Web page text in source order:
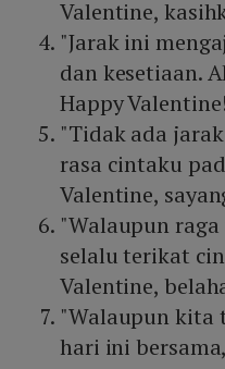
Valentine,
"Jarak ini
dan kesetiaan.
Happy
"Tidak ada
rasa cintaku
Valentine,
"Walaupun
selalu terikat
Valentine,
"Walaupun kita
hari ini